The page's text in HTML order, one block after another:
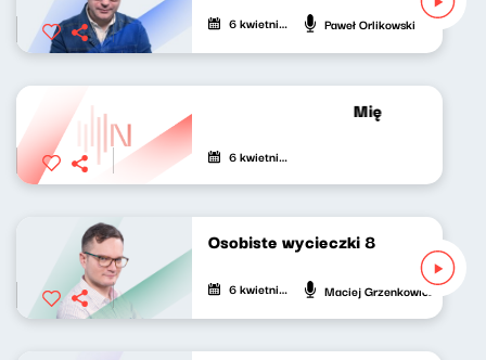
6 kwietnia 2021 Paweł Orlikowski
Między nami
6 kwietnia 2021
Osobiste wycieczki 8
6 kwietnia 2021 Maciej Grzenkowicz